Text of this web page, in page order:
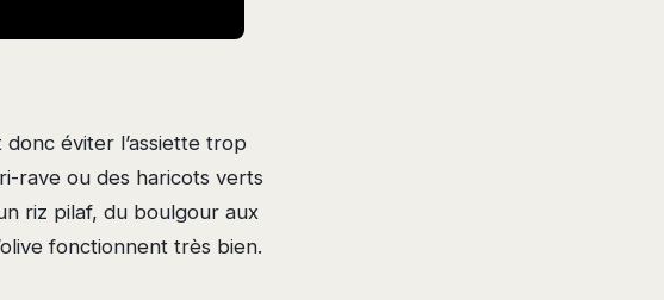
éviter l’assiette trop
rave ou des haricots verts
riz pilaf, du boulgour aux
fonctionnent très bien.